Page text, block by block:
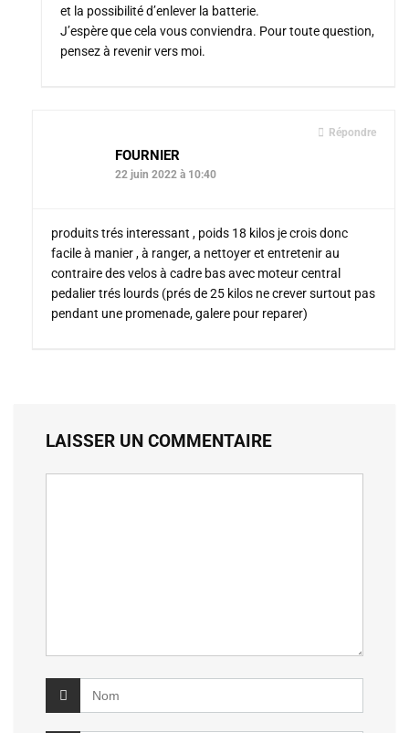
et la possibilité d’enlever la batterie.
J’espère que cela vous conviendra. Pour toute question,
pensez à revenir vers moi.
Répondre
FOURNIER
22 juin 2022 à 10:40
produits trés interessant , poids 18 kilos je crois donc
facile à manier , à ranger, a nettoyer et entretenir au
contraire des velos à cadre bas avec moteur central
pedalier trés lourds (prés de 25 kilos ne crever surtout pas
pendant une promenade, galere pour reparer)
LAISSER UN COMMENTAIRE